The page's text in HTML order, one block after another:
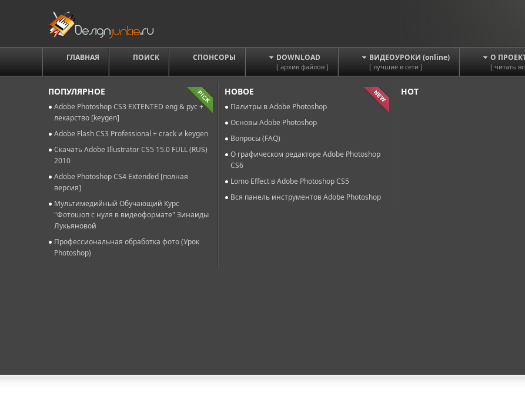
ГЛАВНАЯ ПОИСК СПОНСОРЫ DOWNLOAD
[ архив файлов ]
ВИДЕОУРОКИ (online)
[ лучшие в сети ]
О
[ читать
ПОПУЛЯРНОЕ
Adobe Photoshop CS3 EXTENTED eng & рус +
лекарство [keygen]
Adobe Flash CS3 Professional + crack и keygen
Скачать Adobe Illustrator CS5 15.0 FULL (RUS)
2010
Adobe Photoshop CS4 Extended [полная
версия]
Мультимедийный Обучающий Курс
"Фотошоп с нуля в видеоформате" Зинаиды
Лукьяновой
Профессиональная обработка фото (Урок
Photoshop)
НОВОЕ
Палитры в Adobe Photoshop
Основы Adobe Photoshop
Вопросы (FAQ)
О графическом редакторе Adobe Photoshop
CS6
Lomo Effect в Adobe Photoshop CS5
Вся панель инструментов Adobe Photoshop
HOT